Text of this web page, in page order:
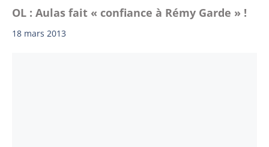
OL : Aulas fait « confiance à Rémy Garde » !
18 mars 2013